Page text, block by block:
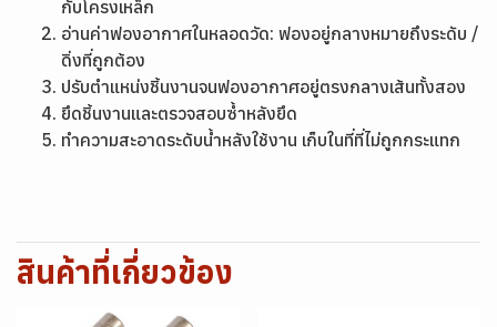
กับโครงเหล็ก
อ่านค่าฟองอากาศในหลอดวัด: ฟองอยู่กลางหมายถึงระดับ /
ดิ่งที่ถูกต้อง
ปรับตำแหน่งชิ้นงานจนฟองอากาศอยู่ตรงกลางเส้นทั้งสอง
ยึดชิ้นงานและตรวจสอบซ้ำหลังยึด
ทำความสะอาดระดับน้ำหลังใช้งาน เก็บในที่ที่ไม่ถูกกระแทก
สินค้าที่เกี่ยวข้อง